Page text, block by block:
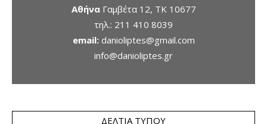
ΑθήναΓαμβέτα 12, ΤΚ 10677
τηλ.: 211 410 8039
email: danioliptes@gmail.com
info@danioliptes.gr
ΔΕΛΤΊΑ ΤΎΠΟΥ